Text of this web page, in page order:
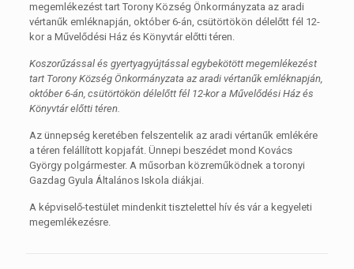
megemlékezést tart Torony Község Önkormányzata az aradi
vértanűk emléknapján, október 6-án, csütörtökön délelőtt fél 12-
kor a Művelődési Ház és Könyvtár előtti téren.
Koszorűzással és gyertyagyújtással egybekötött megemlékezést
tart Torony Község Önkormányzata az aradi vértanűk emléknapján,
október 6-án, csütörtökön délelőtt fél 12-kor a Művelődési Ház és
Könyvtár előtti téren.
Az ünnepség keretében felszentelik az aradi vértanűk emlékére
a téren felállított kopjafát. Ünnepi beszédet mond Kovács
György polgármester. A műsorban közreműködnek a toronyi
Gazdag Gyula Általános Iskola diákjai.
A képviselő-testület mindenkit tisztelettel hív és vár a kegyeleti
megemlékezésre.